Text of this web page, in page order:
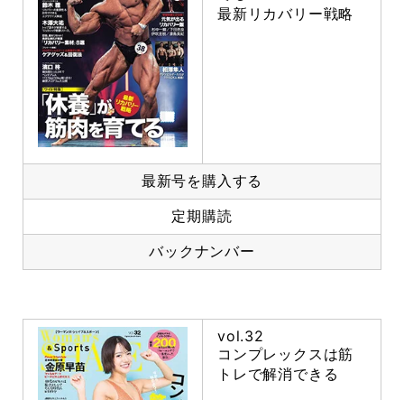
最新リカバリー戦略
最新号を購入する
定期購読
バックナンバー
vol.32
コンプレックスは筋
トレで解消できる